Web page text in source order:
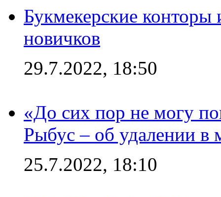
Букмекерские конторы
новичков
29.7.2022, 18:50
«До сих пор не могу
Рыбус – об удалении в
25.7.2022, 18:10